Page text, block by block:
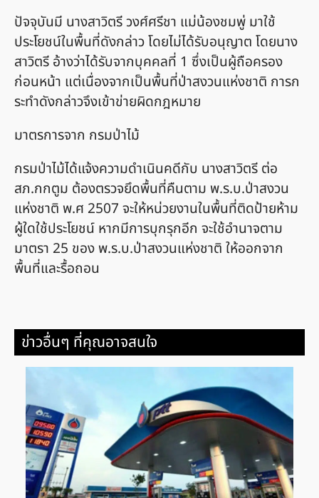
ปัจจุบันมี นางสาวิตรี วงศ์ศรีชา แม่น้องชมพู่ มาใช้
ประโยชน์ในพื้นที่ดังกล่าว โดยไม่ได้รับอนุญาต โดยนาง
สาวิตรี อ้างว่าได้รับจากบุคคลที่ 1 ซึ่งเป็นผู้ถือครอง
ก่อนหน้า แต่เนื่องจากเป็นพื้นที่ป่าสงวนแห่งชาติ การก
ระทำดังกล่าวจึงเข้าข่ายผิดกฎหมาย
มาตรการจาก กรมป่าไม้
กรมป่าไม้ได้แจ้งความดำเนินคดีกับ นางสาวิตรี ต่อ
สภ.กกตูม ต้องตรวจยึดพื้นที่คืนตาม พ.ร.บ.ป่าสงวน
แห่งชาติ พ.ศ 2507 จะให้หน่วยงานในพื้นที่ติดป้ายห้าม
ผู้ใดใช้ประโยชน์ หากมีการบุกรุกอีก จะใช้อำนาจตาม
มาตรา 25 ของ พ.ร.บ.ป่าสงวนแห่งชาติ ให้ออกจาก
พื้นที่และรื้อถอน
ข่าวอื่นๆ ที่คุณอาจสนใจ